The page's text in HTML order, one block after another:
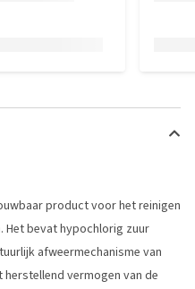
product voor het reinigen
Het bevat hypochlorig zuur
afweermechanisme van
vermogen van de